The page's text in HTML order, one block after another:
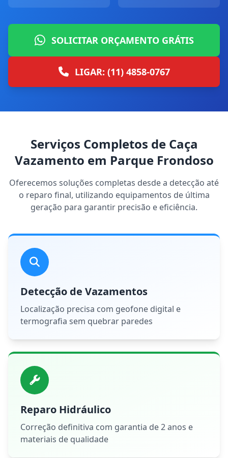
SOLICITAR ORÇAMENTO GRÁTIS
LIGAR: (11) 4858-0767
Serviços Completos de Caça
Vazamento em Parque Frondoso
Oferecemos soluções completas desde a detecção até
o reparo final, utilizando equipamentos de última
geração para garantir precisão e eficiência.
Detecção de Vazamentos
Localização precisa com geofone digital e
termografia sem quebrar paredes
Reparo Hidráulico
Correção definitiva com garantia de 2 anos e
materiais de qualidade